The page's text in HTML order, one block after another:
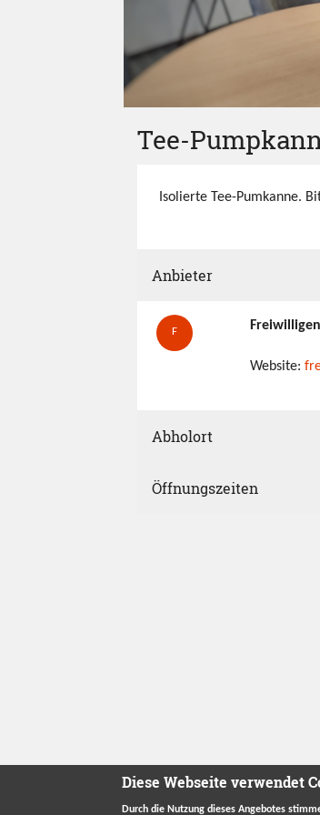
Tee-
Isolierte Tee-Pumkanne.
Anbieter
F
Website:
Abholort
Öffnungszeiten
Diese Webseite verwendet
Durch die Nutzung dieses Angebotes